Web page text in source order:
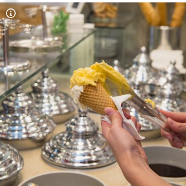
Copyright-Hinweis öffnen/schließen